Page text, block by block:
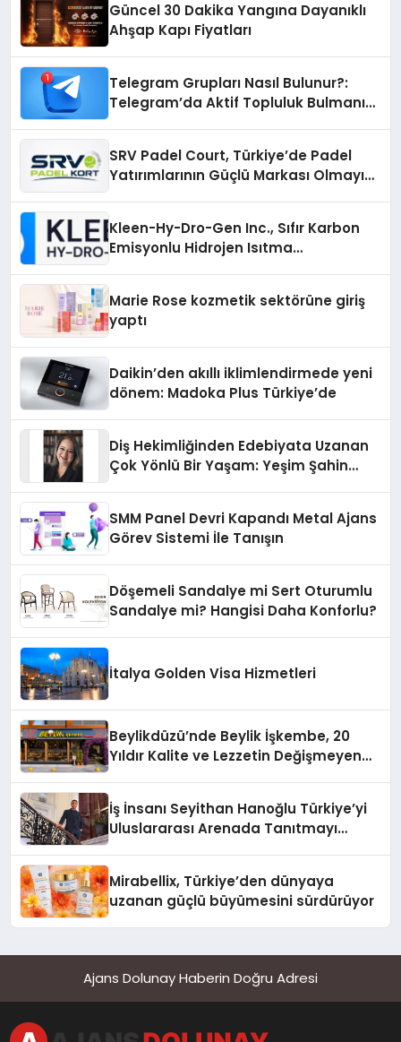
Güncel 30 Dakika Yangına Dayanıklı
Ahşap Kapı Fiyatları
Telegram Grupları Nasıl Bulunur?:
Telegram’da Aktif Topluluk Bulmanın
SRV Padel Court, Türkiye’de Padel
Yatırımlarının Güçlü Markası Olmayı
Kleen-Hy-Dro-Gen Inc., Sıfır Karbon
Emisyonlu Hidrojen Isıtma
Marie Rose kozmetik sektörüne giriş
yaptı
Daikin’den akıllı iklimlendirmede yeni
dönem: Madoka Plus Türkiye’de
Diş Hekimliğinden Edebiyata Uzanan
Çok Yönlü Bir Yaşam: Yeşim Şahin
SMM Panel Devri Kapandı Metal Ajans
Görev Sistemi İle Tanışın
Döşemeli Sandalye mi Sert Oturumlu
Sandalye mi? Hangisi Daha Konforlu?
İtalya Golden Visa Hizmetleri
Beylikdüzü’nde Beylik İşkembe, 20
Yıldır Kalite ve Lezzetin Değişmeyen
İş İnsanı Seyithan Hanoğlu Türkiye’yi
Uluslararası Arenada Tanıtmayı
Mirabellix, Türkiye’den dünyaya
uzanan güçlü büyümesini sürdürüyor
Ajans Dolunay Haberin Doğru Adresi